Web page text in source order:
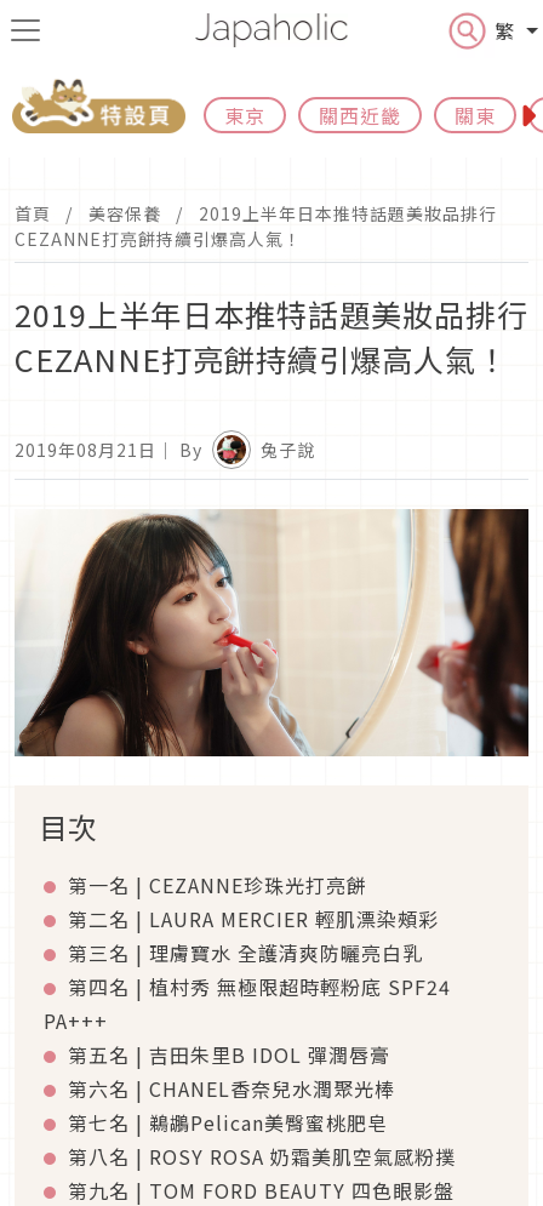
繁
東京 關西近畿 關東
首頁 美容保養
2019上半年日本推特話題美妝品排行
CEZANNE打亮餅持續引爆高人氣！
2019上半年日本推特話題美妝品排行
CEZANNE打亮餅持續引爆高人氣！
2019年08月21日 ｜ By 兔子說
目次
第一名 | CEZANNE珍珠光打亮餅
第二名 | LAURA MERCIER 輕肌漂染頰彩
第三名 | 理膚寶水 全護清爽防曬亮白乳
第四名 | 植村秀 無極限超時輕粉底 SPF24
PA+++
第五名 | 吉田朱里B IDOL 彈潤唇膏
第六名 | CHANEL香奈兒水潤聚光棒
第七名 | 鵜鶘Pelican美臀蜜桃肥皂
第八名 | ROSY ROSA 奶霜美肌空氣感粉撲
第九名 | TOM FORD BEAUTY 四色眼影盤